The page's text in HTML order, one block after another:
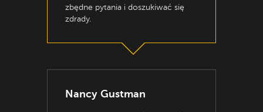
zbędne pytania i doszukiwać się
zdrady.
Nancy Gustman